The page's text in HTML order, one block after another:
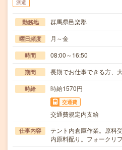
派遣
勤務地 群馬県邑楽郡
曜日頻度 月～金
時間 08:00～16:50
期間 長期でお仕事できる方、
時給 時給1570円
交通費
交通費規定内支給
仕事内容
テント内倉庫作業。原料
内原料配り。フォークリ